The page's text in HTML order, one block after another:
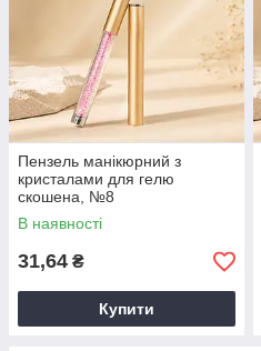
Пензель манікюрний з
кристалами для гелю
скошена, №8
В наявності
31,64 ₴
Купити